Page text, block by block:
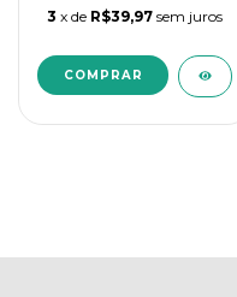
3 x de R$39,97 sem juros